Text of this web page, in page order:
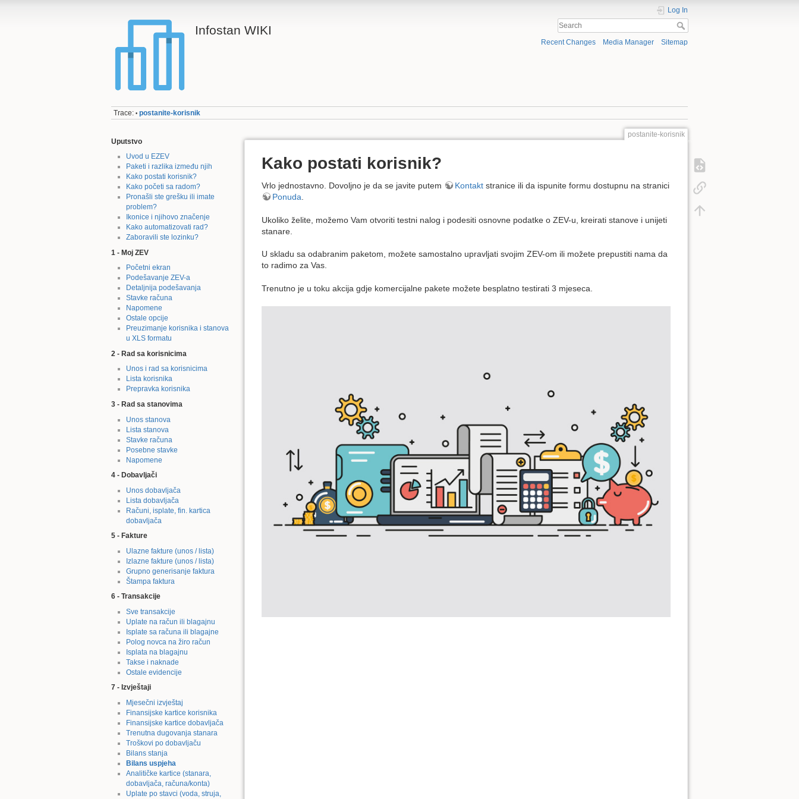
Infostan WIKI
Log In
Recent Changes Media Manager Sitemap
Trace: • postanite-korisnik
Uputstvo
Uvod u EZEV
Paketi i razlika između njih
Kako postati korisnik?
Kako početi sa radom?
Pronašli ste grešku ili imate
problem?
Ikonice i njihovo značenje
Kako automatizovati rad?
Zaboravili ste lozinku?
1 - Moj ZEV
Početni ekran
Podešavanje ZEV-a
Detaljnija podešavanja
Stavke računa
Napomene
Ostale opcije
Preuzimanje korisnika i stanova
u XLS formatu
2 - Rad sa korisnicima
Unos i rad sa korisnicima
Lista korisnika
Prepravka korisnika
3 - Rad sa stanovima
Unos stanova
Lista stanova
Stavke računa
Posebne stavke
Napomene
4 - Dobavljači
Unos dobavljača
Lista dobavljača
Računi, isplate, fin. kartica
dobavljača
5 - Fakture
Ulazne fakture (unos / lista)
Izlazne fakture (unos / lista)
Grupno generisanje faktura
Štampa faktura
6 - Transakcije
Sve transakcije
Uplate na račun ili blagajnu
Isplate sa računa ili blagajne
Polog novca na žiro račun
Isplata na blagajnu
Takse i naknade
Ostale evidencije
7 - Izvještaji
Mjesečni izvještaj
Finansijske kartice korisnika
Finansijske kartice dobavljača
Trenutna dugovanja stanara
Troškovi po dobavljaču
Bilans stanja
Bilans uspjeha
Analitičke kartice (stanara,
dobavljača, računa/konta)
Uplate po stavci (voda, struja,
postanite-korisnik
Kako postati korisnik?
Vrlo jednostavno. Dovoljno je da se javite putem Kontakt stranice ili da ispunite formu dostupnu na stranici
Ponuda.
Ukoliko želite, možemo Vam otvoriti testni nalog i podesiti osnovne podatke o ZEV-u, kreirati stanove i unijeti
stanare.
U skladu sa odabranim paketom, možete samostalno upravljati svojim ZEV-om ili možete prepustiti nama da
to radimo za Vas.
Trenutno je u toku akcija gdje komercijalne pakete možete besplatno testirati 3 mjeseca.